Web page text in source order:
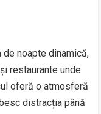
noapte dinamică,
restaurante unde
oferă o atmosferă
distracția până